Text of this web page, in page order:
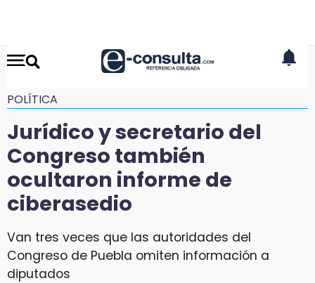
POLÍTICA
Jurídico y secretario del
Congreso también
ocultaron informe de
ciberasedio
Van tres veces que las autoridades del
Congreso de Puebla omiten información a
diputados